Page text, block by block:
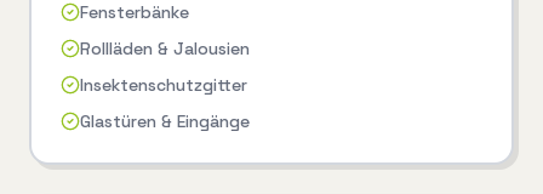
Fensterbänke
Rollläden & Jalousien
Insektenschutzgitter
Glastüren & Eingänge